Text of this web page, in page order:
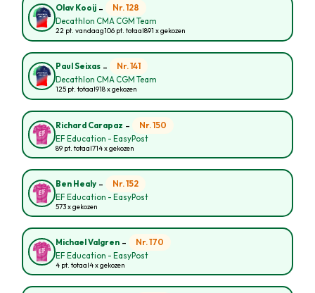
Olav Kooij - Nr. 128
Decathlon CMA CGM Team
22 pt. vandaag106 pt. totaal891 x gekozen
Paul Seixas - Nr. 141
Decathlon CMA CGM Team
125 pt. totaal918 x gekozen
Richard Carapaz - Nr. 150
EF Education - EasyPost
89 pt. totaal714 x gekozen
Ben Healy - Nr. 152
EF Education - EasyPost
573 x gekozen
Michael Valgren - Nr. 170
EF Education - EasyPost
4 pt. totaal4 x gekozen